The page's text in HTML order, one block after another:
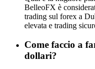
BelleoFX è
trading sul forex a
elevata e trading
Come faccio a
dollari?